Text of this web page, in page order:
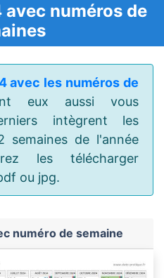
numéros de
avec les numéros de
eux aussi vous
intègrent les
semaines de l'année
les télécharger
ou jpg.
numéro de semaine